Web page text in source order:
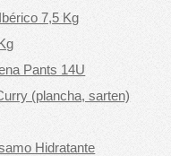
7,5 Kg
Pants 14U
(plancha, sarten)
Hidratante